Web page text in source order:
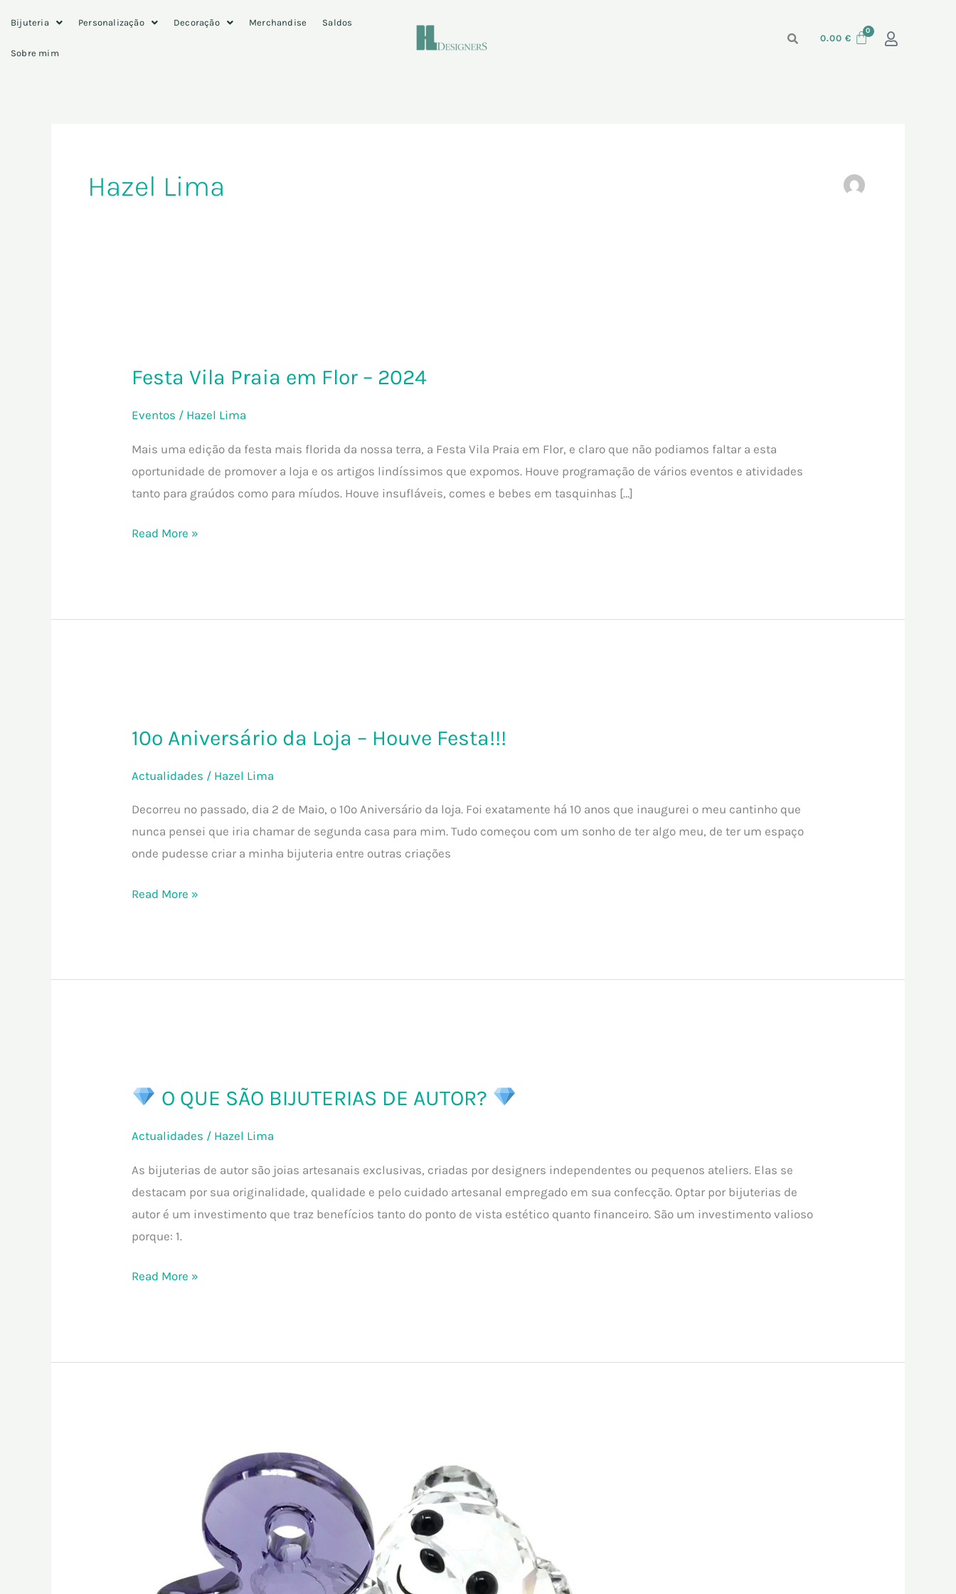
content
Bijuteria Personalização Decoração Merchandise Saldos
Sobre mim
0.00 €
Hazel Lima
Festa Vila Praia em Flor – 2024
Eventos / Hazel Lima
Mais uma edição da festa mais florida da nossa terra, a Festa Vila Praia em Flor, e claro que não podiamos faltar a esta
oportunidade de promover a loja e os artigos lindíssimos que expomos. Houve programação de vários eventos e atividades
tanto para graúdos como para míudos. Houve insufláveis, comes e bebes em tasquinhas […]
Praia
Flor
–
2024
Read More »
10º Aniversário da Loja – Houve Festa!!!
Actualidades / Hazel Lima
Decorreu no passado, dia 2 de Maio, o 10º Aniversário da loja. Foi exatamente há 10 anos que inaugurei o meu cantinho que
nunca pensei que iria chamar de segunda casa para mim. Tudo começou com um sonho de ter algo meu, de ter um espaço
onde pudesse criar a minha bijuteria entre outras criações
da
–
Houve
Festa!!!
Read More »
O QUE SÃO BIJUTERIAS DE AUTOR?
Actualidades / Hazel Lima
As bijuterias de autor são joias artesanais exclusivas, criadas por designers independentes ou pequenos ateliers. Elas se
destacam por sua originalidade, qualidade e pelo cuidado artesanal empregado em sua confecção. Optar por bijuterias de
autor é um investimento que traz benefícios tanto do ponto de vista estético quanto financeiro. São um investimento valioso
porque: 1.
QUE
BIJUTERIAS
DE
AUTOR?
Read More »